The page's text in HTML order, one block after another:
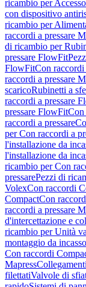
ricambio per
con dispositivo
ricambio per
raccordi a pressare
di ricambio per
pressare FlowFit
FlowFitCon raccordi
raccordi a pressare
scaricoRubinetti a
raccordi a pressare
pressare FlowFitCon
raccordi a pressare
per Con raccordi a
l'installazione da
l'installazione da
ricambio per Con
pressarePezzi di
VolexCon raccordi
CompactCon
raccordi a pressare
d'intercettazione e
ricambio per Unità
montaggio da incasso
Con raccordi
Mapress
filettatiValvole di